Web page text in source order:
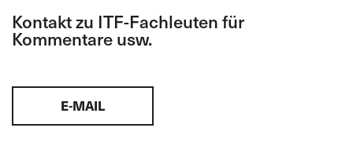
Kontakt zu ITF-Fachleuten für
Kommentare usw.
E-MAIL